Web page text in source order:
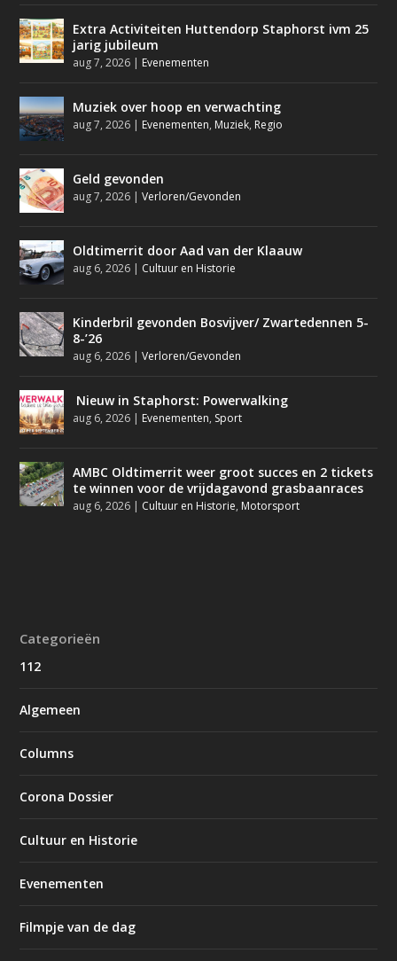
Extra Activiteiten Huttendorp Staphorst ivm 25
jarig jubileum
aug 7, 2026 Evenementen
Muziek over hoop en verwachting
aug 7, 2026 Evenementen, Muziek, Regio
Geld gevonden
aug 7, 2026 |Verloren/Gevonden
Oldtimerrit door Aad van der Klaauw
aug 6, 2026 Cultuur en Historie
Kinderbril gevonden Bosvijver/ Zwartedennen 5-
8-’26
aug 6, 2026 |Verloren/Gevonden
Nieuw in Staphorst: Powerwalking
aug 6, 2026 Evenementen, Sport
AMBC Oldtimerrit weer groot succes en 2 tickets
te winnen voor de vrijdagavond grasbaanraces
aug 6, 2026 Cultuur en Historie, Motorsport
Categorieën
112
Algemeen
Columns
Corona Dossier
Cultuur en Historie
Evenementen
Filmpje van de dag